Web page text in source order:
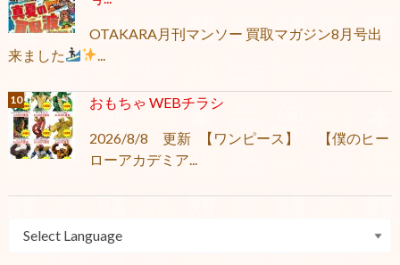
OTAKARA月刊マンソー 買取マガジン8月号出
来ました
おもちゃ WEBチラシ
2026/8/8 更新 【ワンピース】 【僕のヒー
ローアカデミア...